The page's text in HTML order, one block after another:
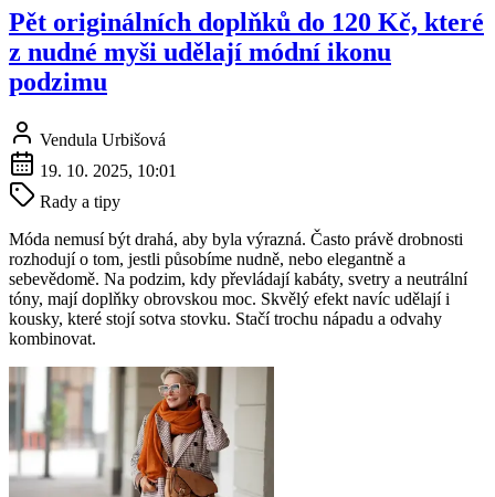
Pět originálních doplňků do 120 Kč, které
z nudné myši udělají módní ikonu
podzimu
Vendula Urbišová
19. 10. 2025, 10:01
Rady a tipy
Móda nemusí být drahá, aby byla výrazná. Často právě drobnosti
rozhodují o tom, jestli působíme nudně, nebo elegantně a
sebevědomě. Na podzim, kdy převládají kabáty, svetry a neutrální
tóny, mají doplňky obrovskou moc. Skvělý efekt navíc udělají i
kousky, které stojí sotva stovku. Stačí trochu nápadu a odvahy
kombinovat.